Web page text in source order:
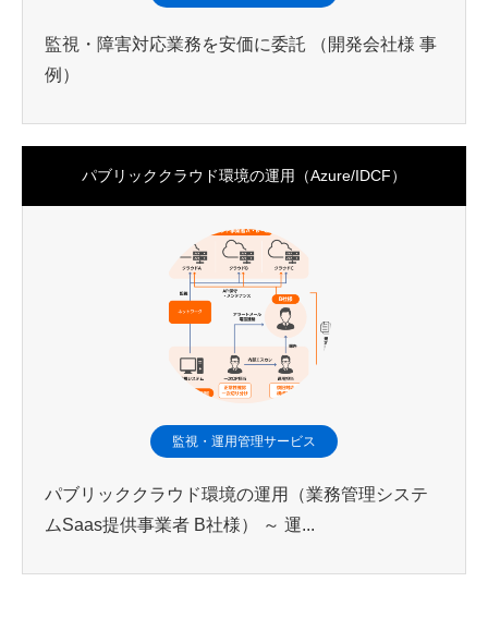
監視・障害対応業務を安価に委託 （開発会社様 事
例）
パブリッククラウド環境の運用（Azure/IDCF）
監視・運用管理サービス
パブリッククラウド環境の運用（業務管理システ
ムSaas提供事業者 B社様） ～ 運...